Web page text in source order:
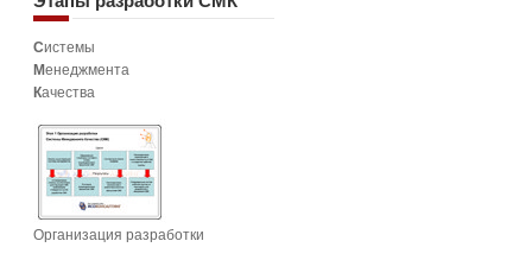
Системы
Менеджмента
Качества
Организация разработки